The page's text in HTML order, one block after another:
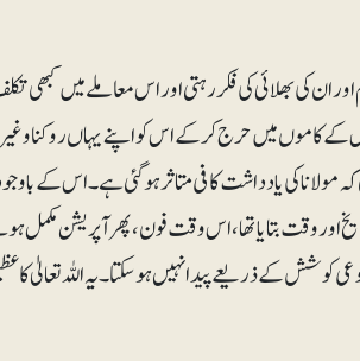
ان کی بھلائی کی فکر رہتی اور اس معاملے میں کبھی
کے کاموں میں حرج کرکے اس کو اپنے یہاں روکنا
کی یادداشت کافی متاثر ہوگئی ہے۔ اس کے باوجود یہ
اور وقت بتایا تھا، اس وقت فون، پھر آپریشن
کے ذریعے پیدا نہیں ہوسکتا۔ یہ اللہ تعالیٰ کا